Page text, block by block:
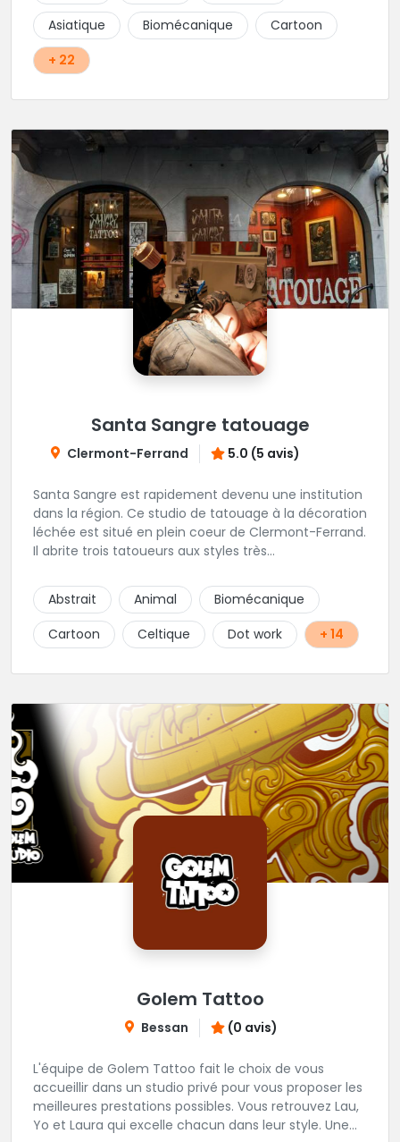
Asiatique
Biomécanique
Cartoon
+ 22
Santa Sangre tatouage
Clermont-Ferrand 5.0 (5 avis)
Santa Sangre est rapidement devenu une institution
dans la région. Ce studio de tatouage à la décoration
léchée est situé en plein coeur de Clermont-Ferrand.
Il abrite trois tatoueurs aux styles très
la créativité. Le studio est installé en duplex, laissant
à chacun sa part d'intimité. Une superbe adresse en
Auvergne.
Abstrait Animal
Biomécanique
Cartoon
Celtique Dot work + 14
Golem Tattoo
Bessan (0 avis)
L'équipe de Golem Tattoo fait le choix de vous
accueillir dans un studio privé pour vous proposer les
meilleures prestations possibles. Vous retrouvez Lau,
Yo et Laura qui excelle chacun dans leur style. Une